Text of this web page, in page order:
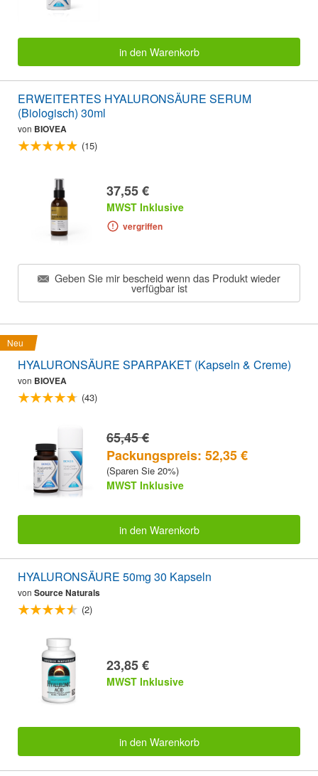
in den Warenkorb
ERWEITERTES HYALURONSÄURE SERUM
(Biologisch) 30ml
von BIOVEA
(15)
37,55 €
MWST Inklusive
vergriffen
Geben Sie mir bescheid wenn das Produkt wieder
verfügbar ist
Neu
HYALURONSÄURE SPARPAKET (Kapseln & Creme)
von BIOVEA
(43)
65,45 €
Packungspreis: 52,35 €
(Sparen Sie 20%)
MWST Inklusive
in den Warenkorb
HYALURONSÄURE 50mg 30 Kapseln
von Source Naturals
(2)
23,85 €
MWST Inklusive
in den Warenkorb